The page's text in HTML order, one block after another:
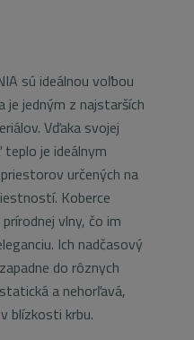
sú ideálnou voľbou
je jedným z najstarších
Vďaka svojej
je ideálnym
určených na
Koberce
vlny, čo im
Ich nadčasový
do rôznych
a nehorľavá,
blízkosti krbu.